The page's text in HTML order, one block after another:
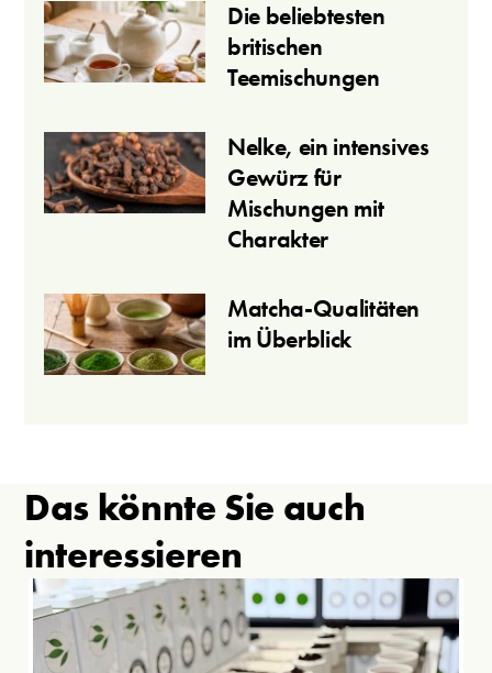
Die beliebtesten
britischen
Teemischungen
Nelke, ein intensives
Gewürz für
Mischungen mit
Charakter
Matcha-Qualitäten
im Überblick
Das könnte Sie auch
interessieren